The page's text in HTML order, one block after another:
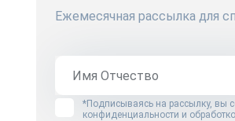
Ежемесячная рассылка для
*Подписываясь на рассылку, вы
конфиденциальности и